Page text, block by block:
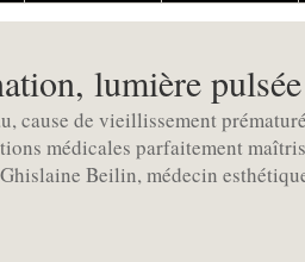
lumière
cause de vieillissement
médicales parfaitement
Beilin, médecin